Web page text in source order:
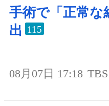
手術で「正常な
出
115
08月07日 17:18